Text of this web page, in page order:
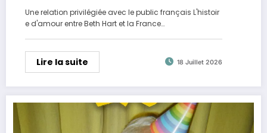
Une relation privilégiée avec le public français L'histoir
e d'amour entre Beth Hart et la France…
Lire la suite 18 Juillet 2026